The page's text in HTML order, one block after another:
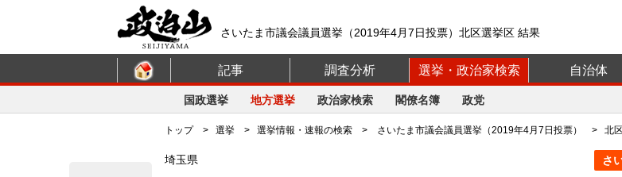
さいたま市議会議員選挙（2019年4月7日投票）北区選挙区 結果
記事 調査分析 選挙・政治家検索 自治体
国政選挙 地方選挙 政治家検索 閣僚名簿 政党
トップ> 選挙 > 選挙情報・速報の検索 > さいたま市議会議員選挙（2019年4月7日投票） > 北区
さ
埼玉県